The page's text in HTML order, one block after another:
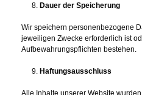
Dauer der Speicherung
Wir speichern personenbezogene
jeweiligen Zwecke erforderlich ist
Aufbewahrungspflichten bestehen.
Haftungsausschluss
Alle Inhalte unserer Website